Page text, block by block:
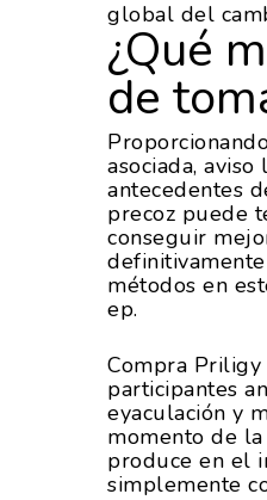
global del
¿Qué
de
asociada,
antecedentes
precoz puede
conseguir
métodos en
ep.
Compra
participantes
eyaculación y
momento de
produce en el
simplemente